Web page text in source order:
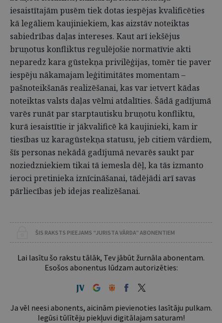
iesaistītajām pusēm tiek dotas iespējas kvalificēties
kā legāliem kaujiniekiem, kas aizstāv noteiktas
sabiedrības daļas intereses. Kaut arī iekšējus
bruņotus konfliktus regulējošie normatīvie akti
neparedz kara gūstekņa privilēģijas, tomēr tie paver
iespēju nākamajam leģitimitātes momentam –
pašnoteikšanās realizēšanai, kas var ietvert kādas
noteiktas valsts daļas vēlmi atdalīties. Šādā gadījumā
varēs runāt par starptautisku bruņotu konfliktu,
kurā iesaistītie ir jākvalificē kā kaujinieki, kam ir
tiesības uz karagūstekņa statusu, jeb citiem vārdiem,
šīs personas nekādā gadījumā nevarēs saukt par
noziedzniekiem tikai tā iemesla dēļ, ka tās izmanto
ieroci pretinieka iznīcināšanai, tādējādi arī savas
pārliecības jeb idejas realizēšanai.
ŠIS RAKSTS PIEEJAMS “JURISTA VĀRDA” ABONENTIEM
Lai lasītu šo rakstu tālāk, Tev jābūt žurnāla abonentam.
Esošos abonentus lūdzam autorizēties:
Ja vēl neesi abonents, aicinām pievienoties lasītāju pulkam.
Iegūsi tūlītēju piekļuvi digitālajam saturam!